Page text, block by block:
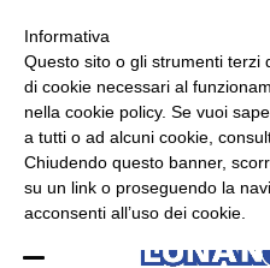
ASCOLTA RADIO LUNA
×
Informativa
Questo sito o gli strumenti terzi
di cookie necessari al
nella cookie policy. Se vuoi
a tutti o ad alcuni cookie,
Chiudendo questo banner,
su un link o proseguendo la
acconsenti all’uso dei cookie.